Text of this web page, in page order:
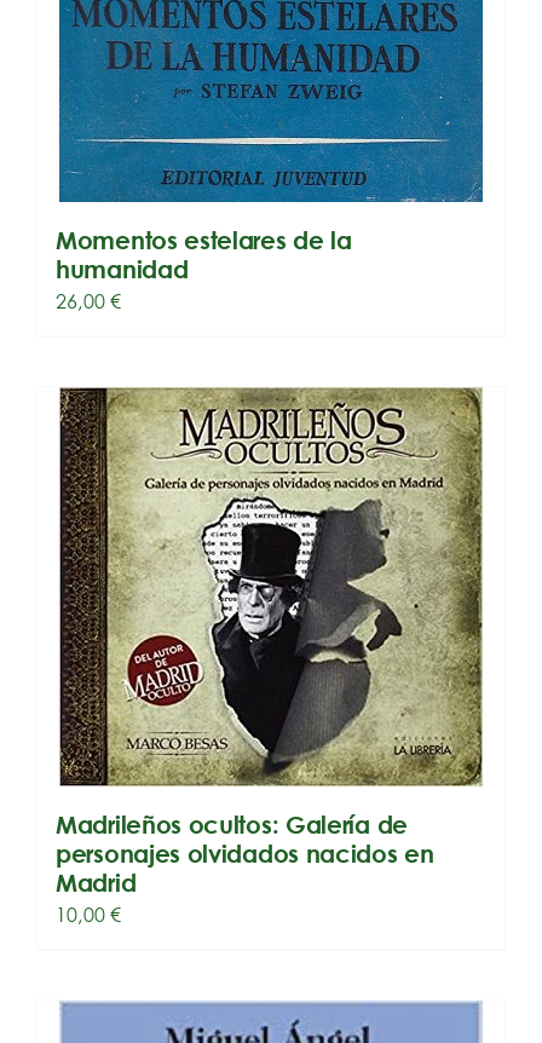
Momentos estelares de la
humanidad
26,00€
Madrileños ocultos: Galería de
personajes olvidados nacidos en
Madrid
10,00€